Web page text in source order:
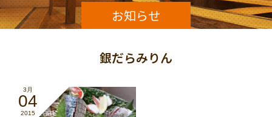
お知らせ
銀だらみりん
3月
04
2015